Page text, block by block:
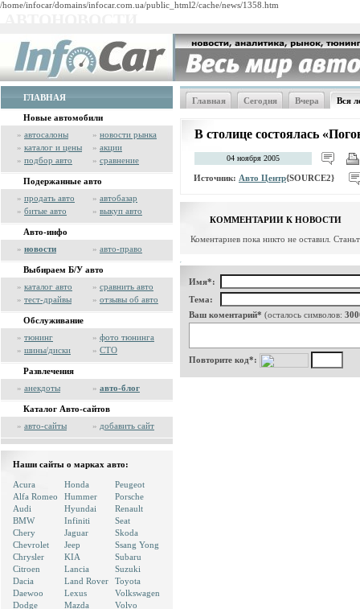
/home/infocar/domains/infocar.com.ua/public_html2/cache/news/1358.htm
ГЛАВНАЯ
Новые автомобили
» автосалоны » новости рынка
» каталог и цены » акции
» подбор авто » сравнение
Подержанные авто
» продать авто » автобазар
» битые авто » выкуп авто
Авто-инфо
» новости » авто-право
Выбираем Б/У авто
» каталог авто » сравнить авто
» тест-драйвы » отзывы об авто
Обслуживание
» тюнинг » фото тюнинга
» шины/диски » СТО
Развлечения
» анекдоты » авто-блог
Каталог Авто-сайтов
» авто-сайты » добавить сайт
Наши сайты о марках авто:
Acura
Alfa Romeo
Audi
BMW
Chery
Chevrolet
Chrysler
Citroen
Dacia
Daewoo
Dodge
Honda
Hummer
Hyundai
Infiniti
Jaguar
Jeep
KIA
Lancia
Land Rover
Lexus
Mazda
Peugeot
Porsche
Renault
Seat
Skoda
Ssang Yong
Subaru
Suzuki
Toyota
Volkswagen
Volvo
Главная Сегодня Вчера Вся
В столице состоялась
04 ноября 2005
Источник: Авто Центр{SOURCE2}
КОММЕНТАРИИ К НОВОСТИ
Коментариев пока никто не оставил.
Имя*:
Тема:
Ваш коментарий* (осталось символов:
Повторите код*: